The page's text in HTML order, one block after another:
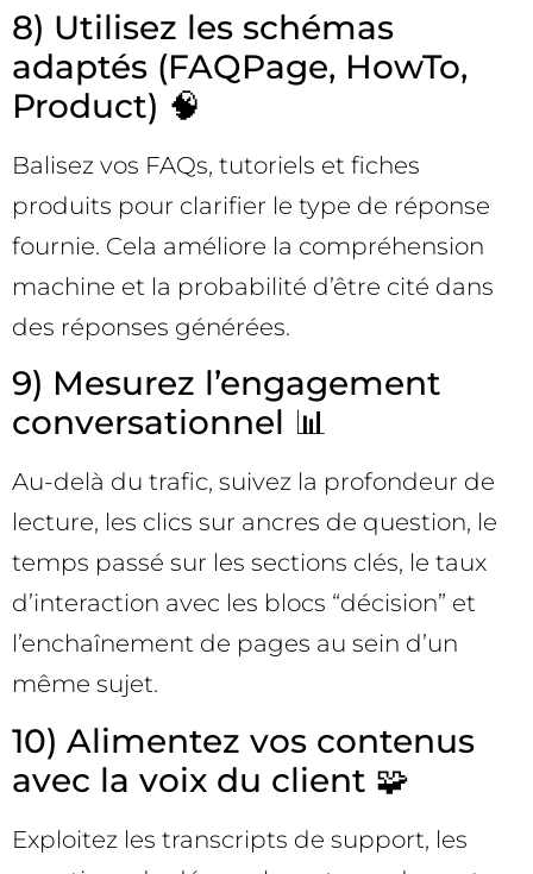
8) Utilisez les schémas
adaptés (FAQPage, HowTo,
Product) 🧠
Balisez vos FAQs, tutoriels et fiches
produits pour clarifier le type de réponse
fournie. Cela améliore la compréhension
machine et la probabilité d’être cité dans
des réponses générées.
9) Mesurez l’engagement
conversationnel 📊
Au-delà du trafic, suivez la profondeur de
lecture, les clics sur ancres de question, le
temps passé sur les sections clés, le taux
d’interaction avec les blocs “décision” et
l’enchaînement de pages au sein d’un
même sujet.
10) Alimentez vos contenus
avec la voix du client 🧩
Exploitez les transcripts de support, les